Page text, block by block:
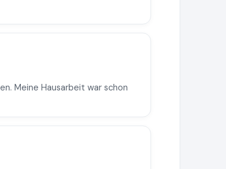
Meine Hausarbeit war schon